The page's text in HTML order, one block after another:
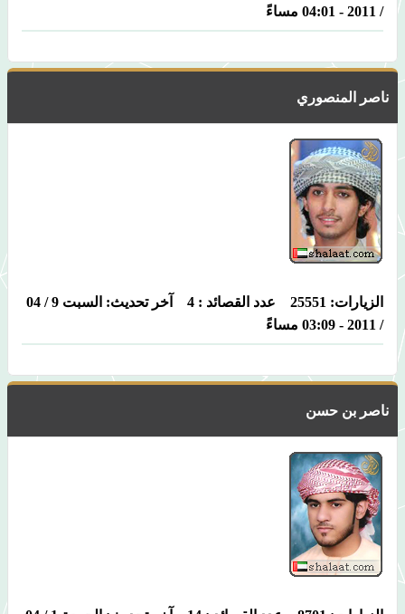
/ 2011 - 04:01 مساءً
ناصر المنصوري
الزيارات: 25551 عدد القصائد : 4 آخر تحديث: السبت 9 / 04
/ 2011 - 03:09 مساءً
ناصر بن حسن